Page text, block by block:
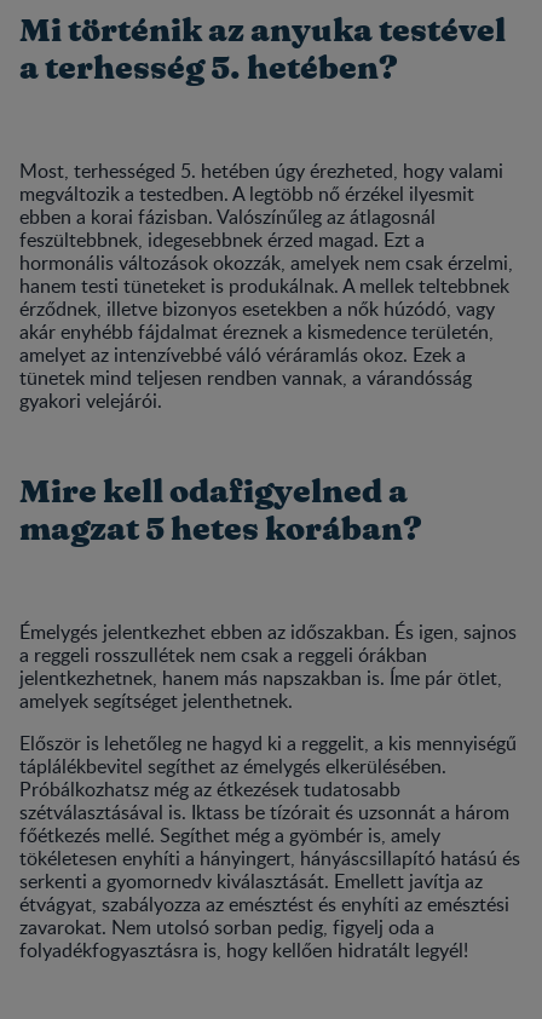
Mi történik az anyuka testével
a terhesség 5. hetében?
Most, terhességed 5. hetében úgy érezheted, hogy valami
megváltozik a testedben. A legtöbb nő érzékel ilyesmit
ebben a korai fázisban. Valószínűleg az átlagosnál
feszültebbnek, idegesebbnek érzed magad. Ezt a
hormonális változások okozzák, amelyek nem csak érzelmi,
hanem testi tüneteket is produkálnak. A mellek teltebbnek
érződnek, illetve bizonyos esetekben a nők húzódó, vagy
akár enyhébb fájdalmat éreznek a kismedence területén,
amelyet az intenzívebbé váló véráramlás okoz. Ezek a
tünetek mind teljesen rendben vannak, a várandósság
gyakori velejárói.
Mire kell odafigyelned a
magzat 5 hetes korában?
Émelygés jelentkezhet ebben az időszakban. És igen, sajnos
a reggeli rosszullétek nem csak a reggeli órákban
jelentkezhetnek, hanem más napszakban is. Íme pár ötlet,
amelyek segítséget jelenthetnek.
Először is lehetőleg ne hagyd ki a reggelit, a kis mennyiségű
táplálékbevitel segíthet az émelygés elkerülésében.
Próbálkozhatsz még az étkezések tudatosabb
szétválasztásával is. Iktass be tízórait és uzsonnát a három
főétkezés mellé. Segíthet még a gyömbér is, amely
tökéletesen enyhíti a hányingert, hányáscsillapító hatású és
serkenti a gyomornedv kiválasztását. Emellett javítja az
étvágyat, szabályozza az emésztést és enyhíti az emésztési
zavarokat. Nem utolsó sorban pedig, figyelj oda a
folyadékfogyasztásra is, hogy kellően hidratált legyél!